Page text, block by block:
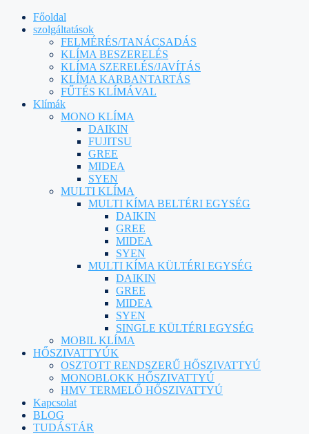
Főoldal
szolgáltatások
FELMÉRÉS/TANÁCSADÁS
KLÍMA BESZERELÉS
KLÍMA SZERELÉS/JAVÍTÁS
KLÍMA KARBANTARTÁS
FŰTÉS KLÍMÁVAL
Klímák
MONO KLÍMA
DAIKIN
FUJITSU
GREE
MIDEA
SYEN
MULTI KLÍMA
MULTI KÍMA BELTÉRI EGYSÉG
DAIKIN
GREE
MIDEA
SYEN
MULTI KÍMA KÜLTÉRI EGYSÉG
DAIKIN
GREE
MIDEA
SYEN
SINGLE KÜLTÉRI EGYSÉG
MOBIL KLÍMA
HŐSZIVATTYÚK
OSZTOTT RENDSZERŰ HŐSZIVATTYÚ
MONOBLOKK HŐSZIVATTYÚ
HMV TERMELŐ HŐSZIVATTYÚ
Kapcsolat
BLOG
TUDÁSTÁR